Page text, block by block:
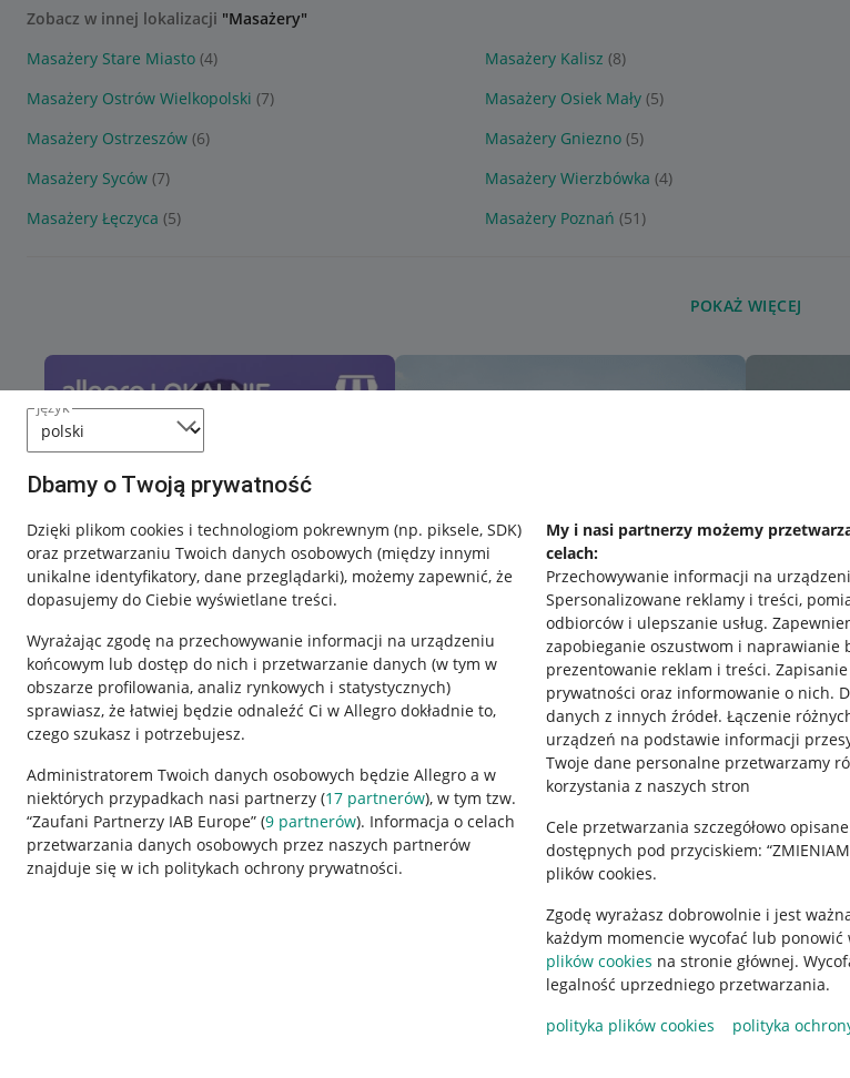
język
Dbamy o Twoją prywatność
Dzięki plikom cookies i technologiom pokrewnym (np. piksele, SDK)
oraz przetwarzaniu Twoich danych osobowych (między innymi
unikalne identyfikatory, dane przeglądarki), możemy zapewnić, że
dopasujemy do Ciebie wyświetlane treści.
Wyrażając zgodę na przechowywanie informacji na urządzeniu
końcowym lub dostęp do nich i przetwarzanie danych (w tym w
obszarze profilowania, analiz rynkowych i statystycznych)
sprawiasz, że łatwiej będzie odnaleźć Ci w Allegro dokładnie to,
czego szukasz i potrzebujesz.
Administratorem Twoich danych osobowych będzie Allegro a w
niektórych przypadkach nasi partnerzy (17 partnerów), w tym tzw.
“Zaufani Partnerzy IAB Europe” (9 partnerów). Informacja o celach
przetwarzania danych osobowych przez naszych partnerów
znajduje się w ich politykach ochrony prywatności.
My i nasi partnerzy możemy
celach:
Przechowywanie informacji na
Spersonalizowane reklamy i treści,
odbiorców i ulepszanie usług.
zapobieganie oszustwom i naprawianie
prezentowanie reklam i treści.
prywatności oraz informowanie o nich.
danych z innych źródeł. Łączenie
urządzeń na podstawie informacji
Twoje dane personalne przetwarzamy
korzystania z naszych stron
Cele przetwarzania szczegółowo
dostępnych pod przyciskiem:
plików cookies.
Zgodę wyrażasz dobrowolnie i jest
każdym momencie wycofać lub ponowić
plików cookies na stronie głównej.
legalność uprzedniego przetwarzania.
polityka plików cookies
polityka
Zobacz w innej lokalizacji "Masażery"
Masażery Stare Miasto (4) Masażery Kalisz (8)
Masażery Ostrów Wielkopolski (7) Masażery Osiek Mały (5)
Masażery Ostrzeszów (6) Masażery Gniezno (5)
Masażery Syców (7) Masażery Wierzbówka (4)
Masażery Łęczyca (5) Masażery Poznań (51)
POKAŻ WIĘCEJ
Przydatne informacje
Jak to działa
Napisz do nas
Allegro Gadane dla sprzedających
Regulamin
Polityka plików "cookies"
Ustawienia plików "cookies"
Udostępnianie lokalizacji
Informacje dla Aktu o Usługach Cyfrowych
Pobierz